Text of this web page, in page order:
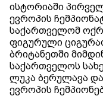
ისტორიაში
ევროპის
საქართველომ
ფიგურული
ბრიტანეთში
საქართველოს
ლუკა ბერულავა და
ევროპის